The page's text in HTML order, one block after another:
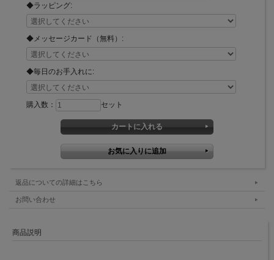
◆ラッピング:
◆メッセージカード（無料）:
◆毎日のお手入れに:
購入数： セット
返品についての詳細はこちら
お問い合わせ
商品説明